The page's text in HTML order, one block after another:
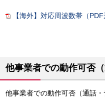
【海外】対応周波数帯（PDF
他事業者での動作可否
他事業者での動作可否（通話